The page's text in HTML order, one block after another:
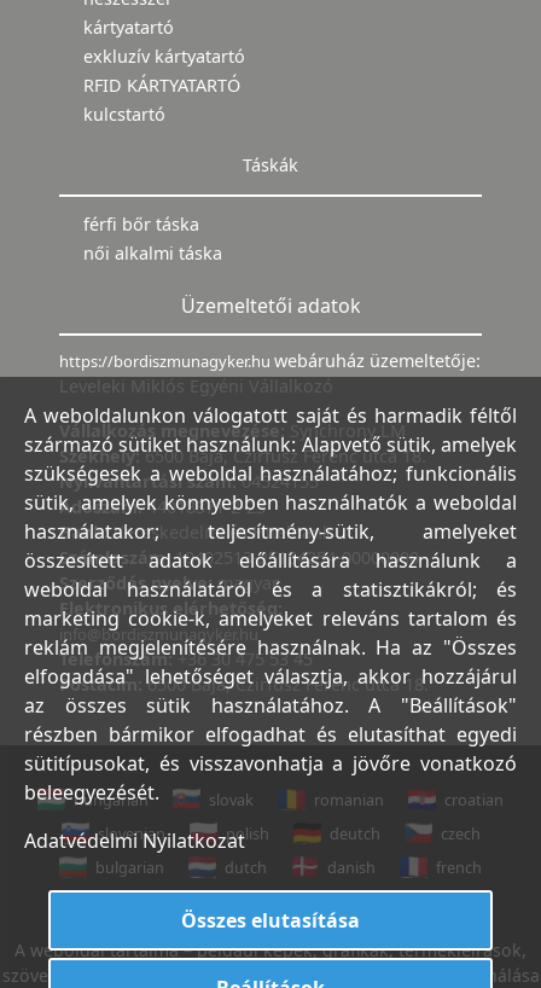
kártyatartó
exkluzív kártyatartó
RFID KÁRTYATARTÓ
kulcstartó
Táskák
férfi bőr táska
női alkalmi táska
Üzemeltetői adatok
https://bordiszmunagyker.hu webáruház üzemeltetője:
Leveleki Miklós Egyéni Vállalkozó
Vállalkozás megnevezése: Synchrony LM
Székhely:6500 Baja, Czirfusz Ferenc utca 18.
Nyilvántartási szám:04524155
Adószám:44018371-2-23
Bank:Kereskedelmi és Hitelbank
Számlaszám:10402513-25154254-00000000
Szerződés nyelve:magyar
Elektronikus elérhetőség:
info@bordiszmunagyker.hu
Telefonszám: +36 30 475 53 45
Postacím:6500 Baja, Czirfusz Ferenc utca 18.
hungarian slovak romanian
croatian
slovenian
polish deutch
czech
bulgarian
dutch danish
french
A weboldal tartalma – például képek, grafikák, termékleírások,
szövegek, stb. – Leveleki Miklós E.V. tulajdona, azok felhasználása
A weboldalunkon válogatott saját és harmadik féltől
származó sütiket használunk: Alapvető sütik, amelyek
szükségesek a weboldal használatához; funkcionális
sütik, amelyek könnyebben használhatók a weboldal
használatakor; teljesítmény-sütik, amelyeket
összesített adatok előállítására használunk a
weboldal használatáról és a statisztikákról; és
marketing cookie-k, amelyeket releváns tartalom és
reklám megjelenítésére használnak. Ha az "Összes
elfogadása" lehetőséget választja, akkor hozzájárul
az összes sütik használatához. A "Beállítások"
részben bármikor elfogadhat és elutasíthat egyedi
sütitípusokat, és visszavonhatja a jövőre vonatkozó
beleegyezését.
Adatvédelmi Nyilatkozat
Összes elutasítása